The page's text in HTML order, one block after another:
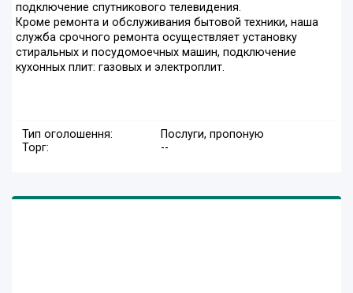
подключение спутникового телевидения.
Кроме ремонта и обслуживания бытовой техники, наша
служба срочного ремонта осуществляет установку
стиральных и посудомоечных машин, подключение
кухонных плит: газовых и электроплит.
Тип оголошення:
Послуги, пропоную
Торг:
--